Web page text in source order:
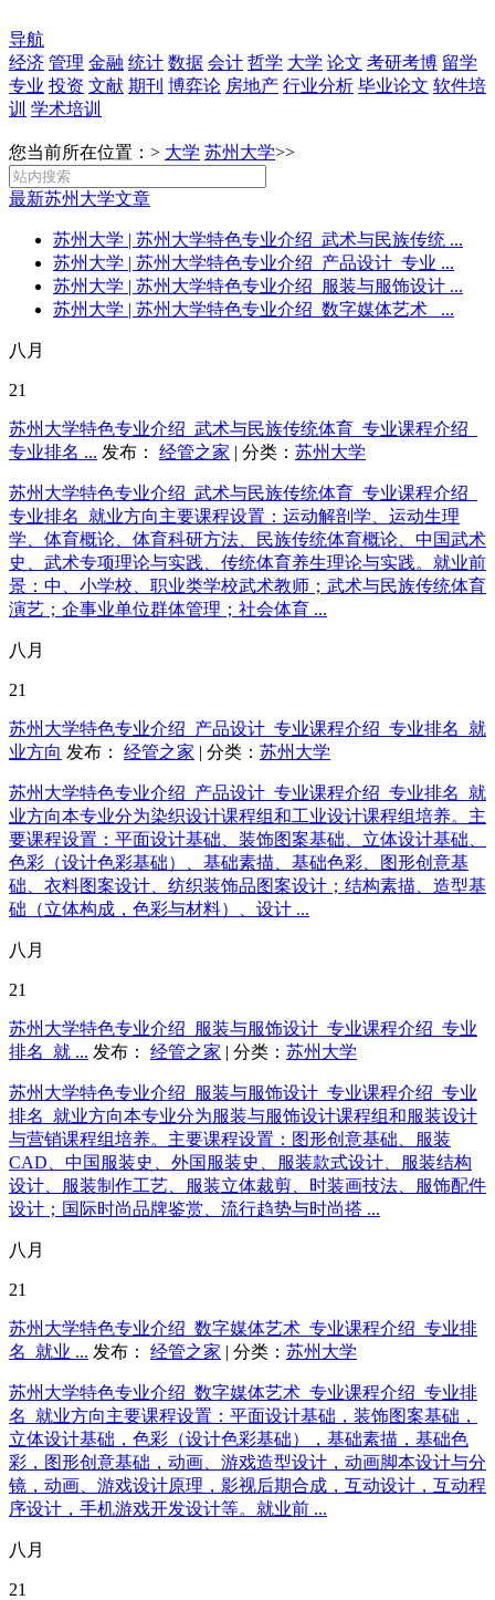
导航
经济 管理 金融 统计 数据 会计 哲学 大学 论文 考研考博 留学
专业 投资 文献 期刊 博弈论 房地产 行业分析 毕业论文 软件培
训 学术培训
您当前所在位置：> 大学 苏州大学>>
最新苏州大学文章
苏州大学 | 苏州大学特色专业介绍_武术与民族传统 ...
苏州大学 | 苏州大学特色专业介绍_产品设计_专业 ...
苏州大学 | 苏州大学特色专业介绍_服装与服饰设计 ...
苏州大学 | 苏州大学特色专业介绍_数字媒体艺术_ ...
八月
21
苏州大学特色专业介绍_武术与民族传统体育_专业课程介绍_
专业排名 ... 发布： 经管之家 | 分类： 苏州大学
苏州大学特色专业介绍_武术与民族传统体育_专业课程介绍_
专业排名_就业方向主要课程设置：运动解剖学、运动生理
学、体育概论、体育科研方法、民族传统体育概论、中国武术
史、武术专项理论与实践、传统体育养生理论与实践。就业前
景：中、小学校、职业类学校武术教师；武术与民族传统体育
演艺；企事业单位群体管理；社会体育 ...
八月
21
苏州大学特色专业介绍_产品设计_专业课程介绍_专业排名_就
业方向 发布： 经管之家 | 分类： 苏州大学
苏州大学特色专业介绍_产品设计_专业课程介绍_专业排名_就
业方向本专业分为染织设计课程组和工业设计课程组培养。主
要课程设置：平面设计基础、装饰图案基础、立体设计基础、
色彩（设计色彩基础）、基础素描、基础色彩、图形创意基
础、衣料图案设计、纺织装饰品图案设计；结构素描、造型基
础（立体构成，色彩与材料）、设计 ...
八月
21
苏州大学特色专业介绍_服装与服饰设计_专业课程介绍_专业
排名_就 ... 发布： 经管之家 | 分类： 苏州大学
苏州大学特色专业介绍_服装与服饰设计_专业课程介绍_专业
排名_就业方向本专业分为服装与服饰设计课程组和服装设计
与营销课程组培养。主要课程设置：图形创意基础、服装
CAD、中国服装史、外国服装史、服装款式设计、服装结构
设计、服装制作工艺、服装立体裁剪、时装画技法、服饰配件
设计；国际时尚品牌鉴赏、流行趋势与时尚搭 ...
八月
21
苏州大学特色专业介绍_数字媒体艺术_专业课程介绍_专业排
名_就业 ... 发布： 经管之家 | 分类： 苏州大学
苏州大学特色专业介绍_数字媒体艺术_专业课程介绍_专业排
名_就业方向主要课程设置：平面设计基础，装饰图案基础，
立体设计基础，色彩（设计色彩基础），基础素描，基础色
彩，图形创意基础，动画、游戏造型设计，动画脚本设计与分
镜，动画、游戏设计原理，影视后期合成，互动设计，互动程
序设计，手机游戏开发设计等。就业前 ...
八月
21